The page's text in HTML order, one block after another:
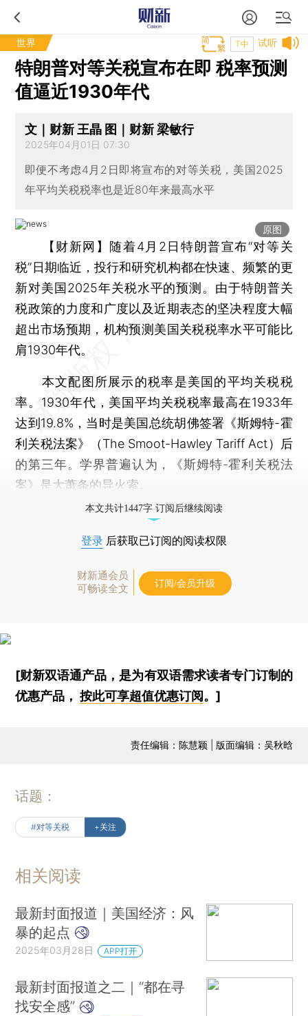
世界 试听
T中
特朗普对等关税宣布在即 税率预测
值逼近1930年代
文｜财新 王晶 图｜财新 梁敏行
2025年04月01日 07:30
即便不考虑4月2日即将宣布的对等关税，美国2025
年平均关税税率也是近80年来最高水平
原图
【财新网】 随着4月2日特朗普宣布“对等关
税”日期临近，投行和研究机构都在快速、频繁的更
新对美国2025年关税水平的预测。由于特朗普关
税政策的力度和广度以及近期表态的坚决程度大幅
超出市场预期，机构预测美国关税税率水平可能比
肩1930年代。
本文配图所展示的税率是美国的平均关税税
率。1930年代，美国平均关税税率最高在1933年
达到19.8%，当时是美国总统胡佛签署《斯姆特-霍
利关税法案》（The Smoot-Hawley Tariff Act）后
的第三年。学界普遍认为，《斯姆特-霍利关税法
案》是大萧条的导火索。
本文共计1447字 订阅后继续阅读
登录 后获取已订阅的阅读权限
财新通会员
可畅读全文
订阅/会员升级
[财新双语通产品，是为有双语需求读者专门订制的
优惠产品，按此可享超值优惠订阅 。]
责任编辑：陈慧颖 | 版面编辑：吴秋晗
话题：
#对等关税 +关注
相关阅读
最新封面报道｜美国经济：风
暴的起点
2025年03月28日 APP打开
最新封面报道之二｜“都在寻
找安全感”